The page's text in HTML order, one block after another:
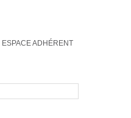
ESPACE ADHÉRENT